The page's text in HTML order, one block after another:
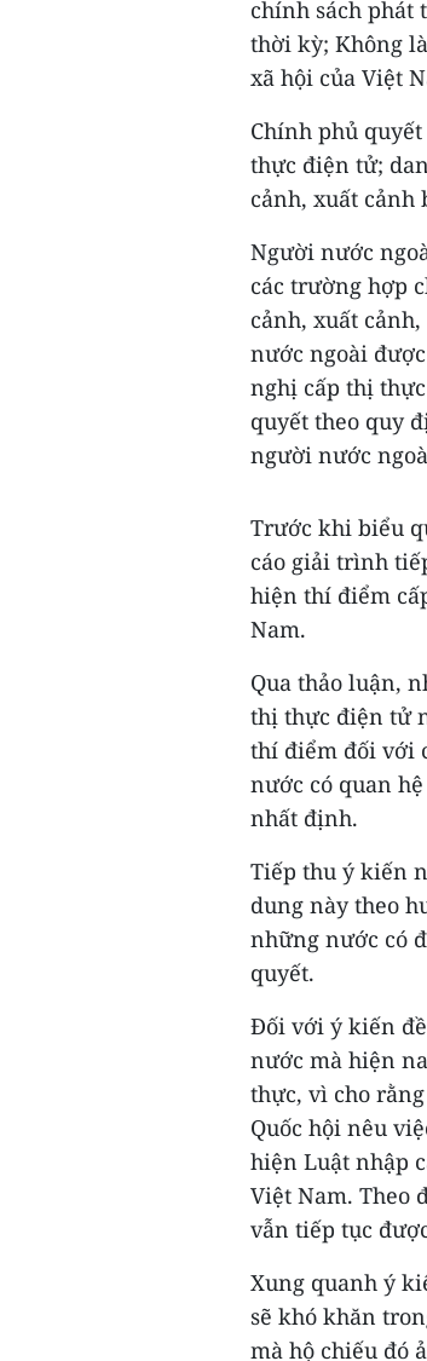
chính sách phát
thời kỳ; Không
xã hội của Việt
Chính phủ
thực điện tử;
cảnh, xuất
Người nước
các trường hợp
cảnh, xuất
nước ngoài
nghị cấp thị
quyết theo quy
người nước
Trước khi biểu
cáo giải trình
hiện thí điểm
Nam.
Qua thảo luận,
thị thực điện tử
thí điểm đối với
nước có quan
nhất định.
Tiếp thu ý kiến
dung này theo
những nước có
quyết.
Đối với ý kiến
nước mà hiện
thực, vì cho
Quốc hội nêu
hiện Luật nhập
Việt Nam. Theo
vẫn tiếp tục
Xung quanh ý
sẽ khó khăn
mà hộ chiếu đó